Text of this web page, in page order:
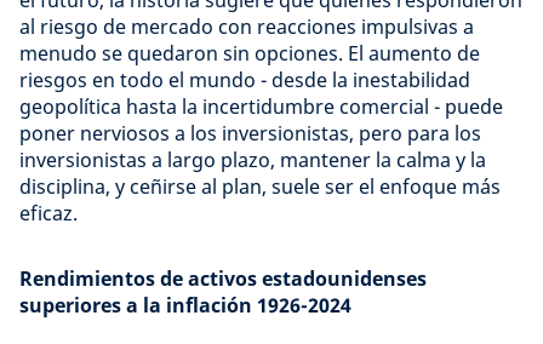
al riesgo de mercado con reacciones impulsivas a
menudo se quedaron sin opciones. El aumento de
riesgos en todo el mundo - desde la inestabilidad
geopolítica hasta la incertidumbre comercial - puede
poner nerviosos a los inversionistas, pero para los
inversionistas a largo plazo, mantener la calma y la
disciplina, y ceñirse al plan, suele ser el enfoque más
eficaz.
Rendimientos de activos estadounidenses
superiores a la inflación 1926-2024